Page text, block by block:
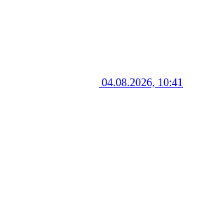
04.08.2026, 10:41